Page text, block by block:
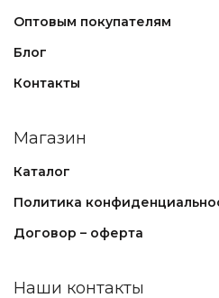
Оптовым покупателям
Блог
Контакты
Магазин
Каталог
Политика
Договор – оферта
Наши контакты